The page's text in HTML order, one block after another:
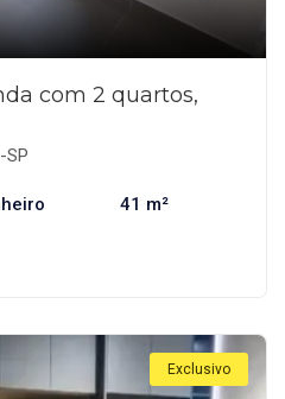
com 2 quartos,
SP
41 m²
Exclusivo